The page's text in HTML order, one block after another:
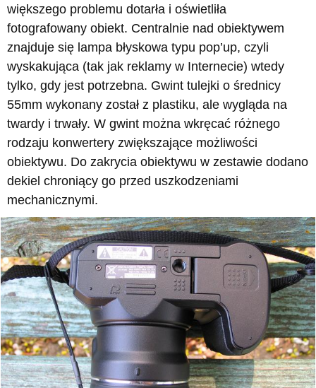
większego problemu dotarła i oświetliła
fotografowany obiekt. Centralnie nad obiektywem
znajduje się lampa błyskowa typu pop’up, czyli
wyskakująca (tak jak reklamy w Internecie) wtedy
tylko, gdy jest potrzebna. Gwint tulejki o średnicy
55mm wykonany został z plastiku, ale wygląda na
twardy i trwały. W gwint można wkręcać różnego
rodzaju konwertery zwiększające możliwości
obiektywu. Do zakrycia obiektywu w zestawie dodano
dekiel chroniący go przed uszkodzeniami
mechanicznymi.